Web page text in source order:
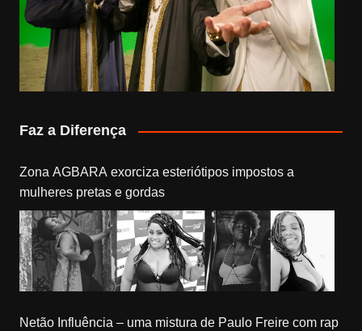
Faz a Diferença
Zona AGBARA exorciza esteriótipos impostos a
mulheres pretas e gordas
Netão Influência – uma mistura de Paulo Freire com rap